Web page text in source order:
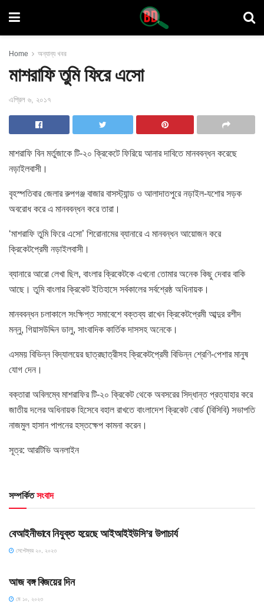
Home অন্যান্য খবর
মাশরাফি তুমি ফিরে এসো
এপ্রিল ৬, ২০১৭
মাশরাফি বিন মর্তুজাকে টি-২০ ক্রিকেটে ফিরিয়ে আনার দাবিতে মানববন্ধন করেছে
নড়াইলবাসী।
বৃহস্পতিবার জেলার রুপগঞ্জ বাজার বাসস্ট্যান্ড ও আলাদাতপুরে নড়াইল-যশোর সড়ক
অবরোধ করে এ মানববন্ধন করে তারা।
‘মাশরাফি তুমি ফিরে এসো’ শিরোনামের ব্যানারে এ মানবন্ধন আয়োজন করে
ক্রিকেটপ্রেমী নড়াইলবাসী।
ব্যানারে আরো লেখা ছিল, বাংলার ক্রিকেটকে এখনো তোমার অনেক কিছু দেবার বাকি
আছে। তুমি বাংলার ক্রিকেট ইতিহাসে সর্বকালের সর্বশ্রেষ্ঠ অধিনায়ক।
মানববন্ধন চলাকালে সংক্ষিপ্ত সমাবেশে বক্তব্য রাখেন ক্রিকেটপ্রেমী আব্দুর রশীদ
মন্নু, গিয়াসউদ্দিন ডালু, সাংবাদিক কার্তিক দাসসহ অনেকে।
এসময় বিভিন্ন বিদ্যালয়ের ছাত্রছাত্রীসহ ক্রিকেটপ্রেমী বিভিন্ন শ্রেণি-পেশার মানুষ
যোগ দেন।
বক্তারা অবিলম্বে মাশরাফির টি-২০ ক্রিকেট থেকে অবসরের সিদ্ধান্ত প্রত্যাহার করে
জাতীয় দলের অধিনায়ক হিসেবে বহাল রাখতে বাংলাদেশ ক্রিকেট বোর্ড (বিসিবি) সভাপতি
নাজমুল হাসান পাপনের হস্তক্ষেপ কামনা করেন।
সূত্র: আরটিভি অনলাইন
সম্পর্কিতসংবাদ
অন্যান্য খবর
বেআইনীভাবে নিযুক্ত হয়েছে আইআইইউসি’র উপাচার্য
সেপ্টেম্বর ২০, ২০২৩
আজ বঙ্গ বিজয়ের দিন
মে ১০, ২০২৩